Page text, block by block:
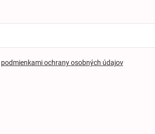
podmienkami ochrany osobných údajov